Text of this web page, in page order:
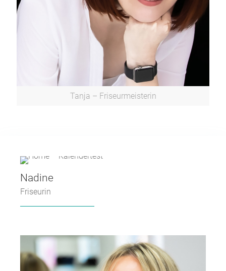
Tanja – Friseurmeisterin
Nadine
Friseurin